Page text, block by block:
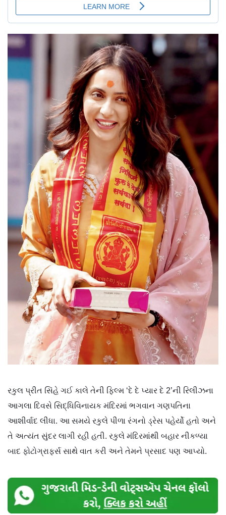
રકુલ પ્રીત સિંહે ગઈ કાલે તેની ફિલ્મ ‘દે દે પ્યાર દે 2’ની રિલીઝના
આગલા દિવસે સિદ્ધિવિનાયક મંદિરમાં ભગવાન ગણપતિના
આશીર્વાદ લીધા. આ સમયે રકુલે પીળા રંગનો ડ્રેસ પહેર્યો હતો અને
તે અત્યંત સુંદર લાગી રહી હતી. રકુલે મંદિરમાંથી બહાર નીકળ્યા
બાદ ફોટોગ્રાફર્સ સાથે વાત કરી અને તેમને પ્રસાદ પણ આપ્યો.